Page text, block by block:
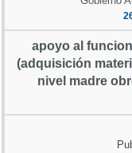
apoyo al
(adquisición
nivel madre